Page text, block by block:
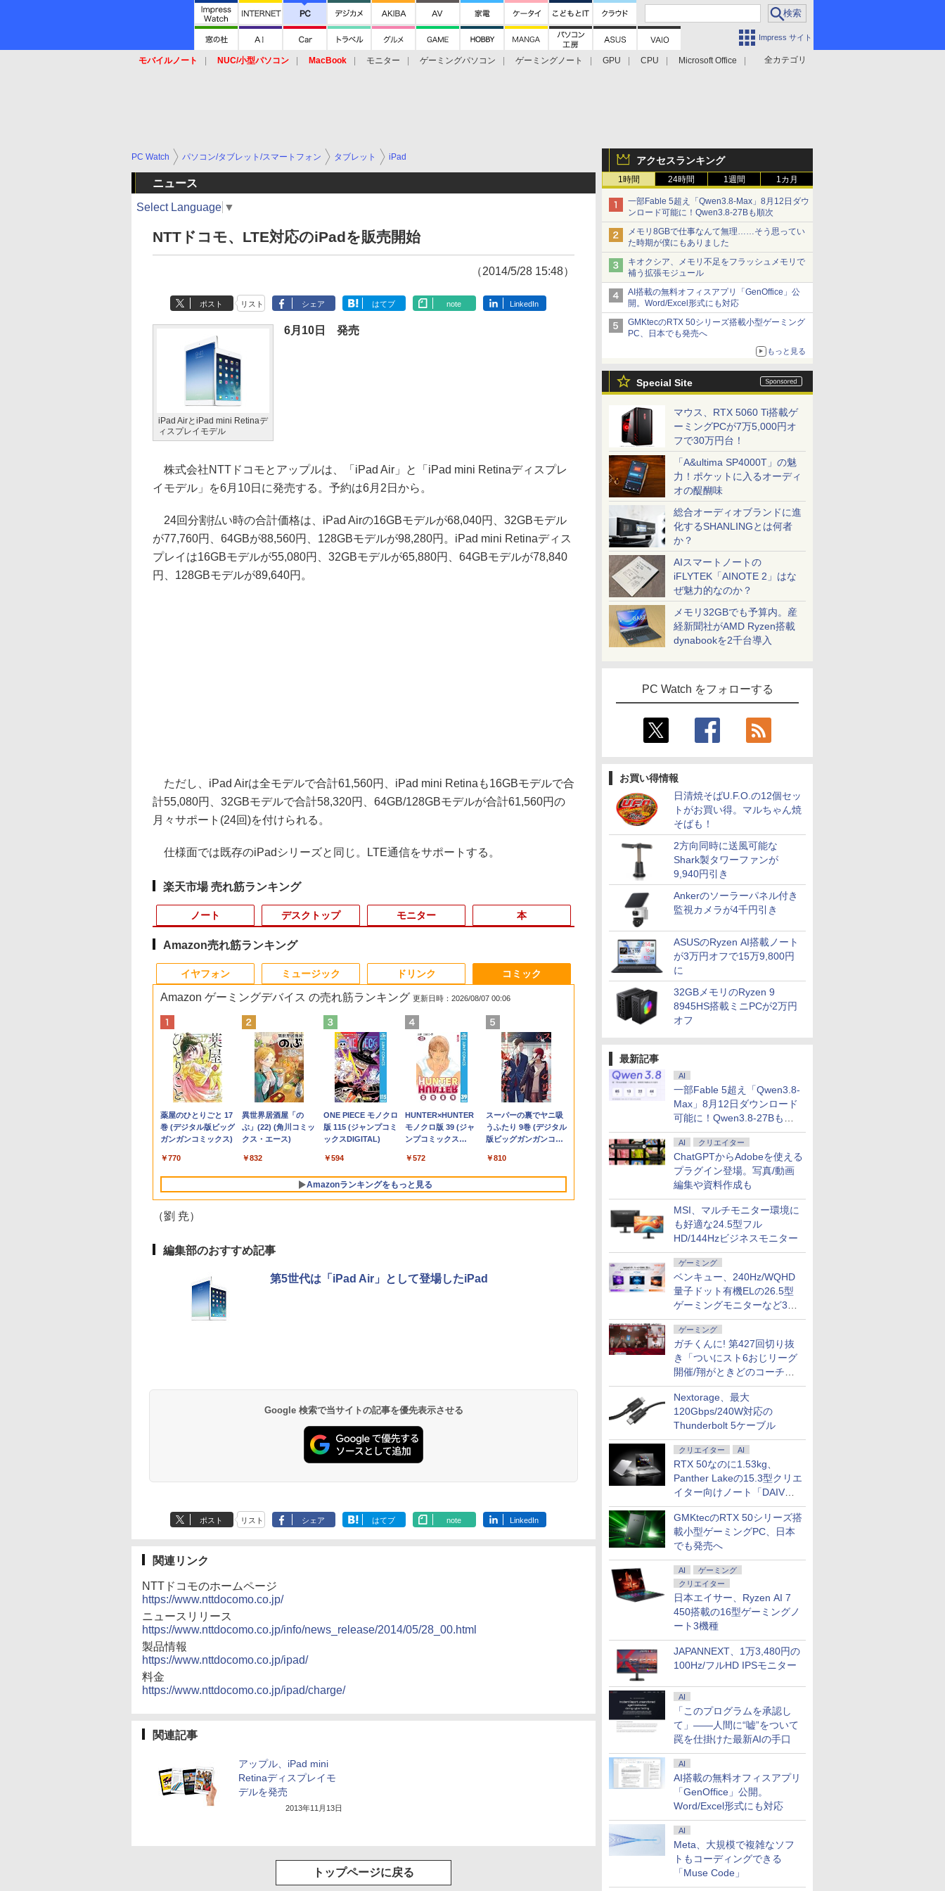
Impress サイト
全カテゴリ
モバイルノート NUC/小型パソコン MacBook モニター ゲーミングパソコン ゲーミングノート GPU CPU
Microsoft Office
アクセスランキング
1時間 24時間 1週間 1カ月
一部Fable 5超え「Qwen3.8-Max」8月12日ダウ
ンロード可能に！Qwen3.8-27Bも順次
メモリ8GBで仕事なんて無理……そう思ってい
た時期が僕にもありました
キオクシア、メモリ不足をフラッシュメモリで
補う拡張モジュール
AI搭載の無料オフィスアプリ「GenOffice」公
開。Word/Excel形式にも対応
GMKtecのRTX 50シリーズ搭載小型ゲーミング
PC、日本でも発売へ
もっと見る
Special Site
マウス、RTX 5060 Ti搭載ゲ
ーミングPCが7万5,000円オ
フで30万円台！
「A&ultima SP4000T」の魅
力！ポケットに入るオーディ
オの醍醐味
総合オーディオブランドに進
化するSHANLINGとは何者
か？
AIスマートノートの
iFLYTEK「AINOTE 2」はな
ぜ魅力的なのか？
メモリ32GBでも予算内。産
経新聞社がAMD Ryzen搭載
dynabookを2千台導入
PC Watch をフォローする
お買い得情報
日清焼そばU.F.O.の12個セッ
トがお買い得。マルちゃん焼
そばも！
2方向同時に送風可能な
Shark製タワーファンが
9,940円引き
Ankerのソーラーパネル付き
監視カメラが4千円引き
ASUSのRyzen AI搭載ノート
が3万円オフで15万9,800円
に
32GBメモリのRyzen 9
8945HS搭載ミニPCが2万円
オフ
最新記事
AI
一部Fable 5超え「Qwen3.8-
Max」8月12日ダウンロード
可能に！Qwen3.8-27Bも順
次
AI クリエイター
ChatGPTからAdobeを使える
プラグイン登場。写真/動画
編集や資料作成も
MSI、マルチモニター環境に
も好適な24.5型フル
HD/144Hzビジネスモニター
ゲーミング
ベンキュー、240Hz/WQHD
量子ドット有機ELの26.5型
ゲーミングモニターなど3機
種
ゲーミング
ガチくんに! 第427回切り抜
き「ついにスト6おじリーグ
開催/翔がときどのコーチ就
任など」
Nextorage、最大
120Gbps/240W対応の
Thunderbolt 5ケーブル
クリエイター AI
RTX 50なのに1.53kg、
Panther Lakeの15.3型クリエ
イター向けノート「DAIV
Z5」
GMKtecのRTX 50シリーズ搭
載小型ゲーミングPC、日本
でも発売へ
AI
ゲーミング
クリエイター
日本エイサー、Ryzen AI 7
450搭載の16型ゲーミングノ
ート3機種
JAPANNEXT、1万3,480円の
100Hz/フルHD IPSモニター
AI
「このプログラムを承認し
て」――人間に“嘘”をついて
罠を仕掛けた最新AIの手口
AI
AI搭載の無料オフィスアプリ
「GenOffice」公開。
Word/Excel形式にも対応
AI
Meta、大規模で複雑なソフ
トもコーディングできる
「Muse Code」
PC Watch パソコン/タブレット/スマートフォン タブレット iPad
ニュース
Select Language ▼
NTTドコモ、LTE対応のiPadを販売開始
（2014/5/28 15:48）
ポスト リスト シェア はてブ note LinkedIn
iPad AirとiPad mini Retinaデ
ィスプレイモデル
6月10日 発売
株式会社NTTドコモとアップルは、「iPad Air」と「iPad mini Retinaディスプレ
イモデル」を6月10日に発売する。予約は6月2日から。
24回分割払い時の合計価格は、iPad Airの16GBモデルが68,040円、32GBモデル
が77,760円、64GBが88,560円、128GBモデルが98,280円。iPad mini Retinaディス
プレイは16GBモデルが55,080円、32GBモデルが65,880円、64GBモデルが78,840
円、128GBモデルが89,640円。
ただし、iPad Airは全モデルで合計61,560円、iPad mini Retinaも16GBモデルで合
計55,080円、32GBモデルで合計58,320円、64GB/128GBモデルが合計61,560円の
月々サポート(24回)を付けられる。
仕様面では既存のiPadシリーズと同じ。LTE通信をサポートする。
楽天市場 売れ筋ランキング
ノート
1
【中古・軽量SSD搭
載】新生活応援 新春 ノ
ートパソコン 中古 パソ
コン NEC VersaPro
VB-1 12.5型 訳あり 第6
世代Core i3
SSD128GB
Windows11＋
Office2019 180日保証
￥13,800
2
8月5日限定10倍＆抽選
10000P！｜お得3点セ
ット富士通 LIFEBOOK
シリーズ ノートパソコ
ンアウトレット 第八世
代Corei3 i5 DVD/テン
キー/カメラ選べる 大画
面15型 Windows11 最
大メモリ32GB新品
MicrosoftOffice2024
可 中古パソコン WIFI
￥16,800
3
【在庫処分 訳あり】 中
古ノートパソコン 第10
世代 Core i5
Windows11 メモリ
15.6インチ 大画面 無線
LAN Wi-Fi搭載
Bluetooth対応 Webカ
メラ内蔵 ZOOM対応
Gen1 初期設定済 すぐ
使える 90日保証 送料
￥20,980
4
MS限定クーポンあり!
【Win11正式対応】
Webカメラ&テンキー
付き ノートパソコン
8GB 最大32GB 新品
SSD 256GB 高性能 第
8世代 Core i5搭載
DVD 中古ノートパソコ
長オススメ おまかせ
15.6型 無線LAN office
【最新Office2024】中
古ノートパソコン 第8
世代Core i5 メモリ
8GB/16GB 新品
SSD1TB 15.6型 レノボ
ThinkPad L590 Office
付 Windows11 テンキ
ー WEBカメラ 初期設
定済 初心者 ノートPC
￥26,800
本日10倍！高性能第10
世代Core i7-10610Uノ
ートパソコン 中古
Dynabook G83 超軽量
13.3インチ HDMI搭載
WEBカメラ5GWIFI
Bluetooth内蔵 中古パ
チ 新品 Windows11
Pro Office搭載 日本語
キーボード メモリ
8GB SSD 128GB
256GB 512GB 1TB
Webカメラ WiFi
Bluetooth 選べるカラ
ー 14型 薄型 軽量 初心
者 学習向け PC ピンク
シルバー 最短当日出荷
￥29,800
ラ 指紋認証 搭載モデル
｜中古 ノートパソコン
Windows11 Office 付
き｜Dell Latitude 5400
｜Core i5 第8世代 以降
1.60GHz 4コア 8スレ
ッド メモリ 8GB SSD
256GB｜中古パソコン
中古ノートパソコン 中
￥29,800
デスクトップ
1
ミニPC Dell HP
Lenovo 高速CPU 第8
世代 Corei3/i5-8500T
メモリ最大16GB
SSD1TB 二画面デュア
ル アウトレット オフィ
ス付き 最新
MSOffice2024可
Win11Pro 中古パソコ
ソコンデスクトップPC
￥17,888
2
22inch液晶 PCフルセ
ット【WPS Office ×
Windows11搭載済機
種】機種おまかせ 第4
世代以上 Corei3 メモ
リ8GB 新品SSD256GB
無線LAN/キーボード/
マウス/cam/DVD 中古
パソコン 中古デスクト
ターセット オフィス付
き 初心者 パソコン 届
￥26,999
3
【エントリーでポイン
ト100％還元のチャン
ス】GMKtec ミニpc
G3S【Intel N95 DDR4
SSD】 4コア 4スレッ
ド mini pc Windows11
Pro 最大3.4GHz WIFI5
BT5.0 小型 M.2 2242
静音 超軽量 高性能 み
にpc nucbox 省エネ
￥51,505
4
ファンレス 業務用 ミ
ニpc 【 Intel Core I3 /
メモリ 8GB DDR3 /
256GB SSD /
消費電力 無音 静音 軽
量 コンパクト 省スペ
ース 小型 minipc ミニ
パソコン デスクトップ
用 Skynew S4
Khadas Mind 2 ミニ
PC｜intel Core Ultra 7
155H｜ おすすめミニ
PC｜32GB・64GBメ
モリ +SSD1TB・
2TB、業界のない
5.55Wh電池を内臓（最
大25時間）｜Wi-Fi
6E/BT 5.3｜
｜世界初モジュール式
￥214,300
モニター
1
バッファロー
BUFFALO USB ハブ
USB2.0 バスパワー 4ポ
ート ブラック
BSH4U25BK【Windows/Mac
対応】
￥734
2
エレコム モニターアー
ム補強プレート 固定
(クランプ式/グロメッ
ト式 対応) 傷防止 デス
ク保護 保護シート付
ブラック DPA-
RP01BK
￥1,687
3
中古モニター | 液晶デ
ィスプレイ | PHILIPS |
243V5QHABA/11 |
23.6インチワイド
LEDバックライト | ス
ピーカー内蔵 | 3系統入
力(VGA・DVI-D・
HDMI) | VGAケーブ
【30日保証】
￥5,980
4
Philips フィリップス
240B4QPYEB 24イン
チ PLSパネル採用ワイ
ド Power Sensor 搭載
ーカー WUXGA
1920x1200 中古 送料無
料 2ヶ月保証
Dell モニター 19インチ
P1917S IPSパネル
1280x1024 スクエア
HDMI USBハブ 高さ調
整 中古ディスプレイ
￥8,800
アースドリームス 厳選
おまかせモニター 21.5
型〜27型ワイド
【HDMI対応 / FULL
等) テレワーク デュア
ルモニター Switch
PS4 PS5対応 【整備済
群】モバイルモニター
15.6インチ フルHD
100%sRGB 非光沢IPS
パネル Type-C対応
miniHDMI VESA対応
650g/889g 2色から選
択可能 モニター サブデ
ィスプレイ テレワーク
在宅勤務 UPERFECT
￥8,999
ンチ 1920x1280
Switch2ドック不要
OTG対応 3:2比率
100％sRGB広色域 高
輝度300nit HDR対応
フルHD モバイルディ
スプレイ ポータブルモ
ニター 軽量 自立型 ス
ピーカー内蔵 Type-C
PC Mac iPhone
￥9,999
本
1
【エントリーでポイン
ト10倍】はじめての世
界名作えほん きいろい
えほんのおうち 40巻セ
ット
￥26,400
2
小学館版学習まんが 世
界の歴史 新装版 全22
巻セット （小学館 学習
まんがシリーズ） [ 小
学館 ]
￥26,620
3
【3千円以上送料無料】
year note 内科・外科
編 2027 INTERNAL
MEDICINE &
荒瀬康司／三角和雄
￥30,360
4
公式TOEIC Listening
& Reading 問題集 12 [
ETS ]
ちいかわ なんか小さ
くてかわいいやつ
（7）なんか飛び出て
いろいろ貼れるフォト
アルバム付き特装版
（講談社キャラクター
ズA） [ ナガノ ]
￥3,630
九条の大罪（17） 【電
子書籍】[ 真鍋昌平 ]
くてかわいいやつ（2）
なんか楽しくて開ける
絵本付き特装版 （講談
社キャラクターズA） [
ナガノ ]
￥1,980
ュアルガイド [ パブ
ロ・ヒダルゴ ]
￥6,600
Amazon売れ筋ランキング
イヤフォン
Anker Soundcore
P40i オフホワイト
Anker Soundcore
P31i ブラック
￥5,990
Anker Soundcore
Liberty 5 アプリコッ
トピンク
￥-
【2026年アップグレ
ード版】AOKIMI ワ
イヤレスイヤホン
V12 小型軽量 ブルー
トゥースHi-Fi 最大
36時間再生 ぶるーと
ゅーす コードレス
ワイト)
￥1,964
Xiaomi シャオミ
REDMI Buds 8 Lite ワ
イヤレスイヤホン
キャンセリング ANC
36時間再生
￥2,980
ミュージック
BRUCE WAYNE feat.
Flo Milli, ATL Jacob
[Explicit]
￥250
BRUCE WAYNE feat.
Flo Milli, ATL Jacob
[Explicit]
￥250
On My Road
(Stadium ver.)
￥250
On My Road
(Stadium ver.)
￥250
BUGS LIFE
￥250
ドリンク
【Amazon.co.jp限
定】 い・ろ・は・す
2L PET ラベルレス
￥1,112
by Amazon 天然水
ラベルレス 500ml
×24本 富士山の天然
ミネラルウォーター
ペットボトル 静岡県
産 500ミリリットル
(Smart Basic)
￥1,380
by Amazon 炭酸水
ラベルレス 500ml
×24本 強炭酸水 ペッ
ットル (Smart
Basic)
￥1,625
by Amazon 天然水
ラベルレス 2L×9本
￥1,117
コカ・コーラ やかんの
麦茶 from 爽健美茶 ラ
ベルレス
￥2,009
コミック
Amazon ゲーミングデバイス の売れ筋ランキング 更新日時：2026/08/07 00:06
薬屋のひとりごと 17
巻 (デジタル版ビッグ
ガンガンコミックス)
￥770
異世界居酒屋「の
ぶ」(22) (角川コミッ
クス・エース)
￥832
ONE PIECE モノクロ
版 115 (ジャンプコミ
ックスDIGITAL)
￥594
HUNTER×HUNTER
モノクロ版 39 (ジャ
ンプコミックス
￥572
スーパーの裏でヤニ吸
うふたり 9巻 (デジタル
版ビッグガンガンコミ
￥810
Amazonランキングをもっと見る
（劉 尭）
編集部のおすすめ記事
第5世代は「iPad Air」として登場したiPad
Google 検索で当サイトの記事を優先表示させる
ポスト リスト シェア はてブ note LinkedIn
関連リンク
NTTドコモのホームページ
https://www.nttdocomo.co.jp/
ニュースリリース
https://www.nttdocomo.co.jp/info/news_release/2014/05/28_00.html
製品情報
https://www.nttdocomo.co.jp/ipad/
料金
https://www.nttdocomo.co.jp/ipad/charge/
関連記事
アップル、iPad mini
Retinaディスプレイモ
デルを発売
2013年11月13日
トップページに戻る